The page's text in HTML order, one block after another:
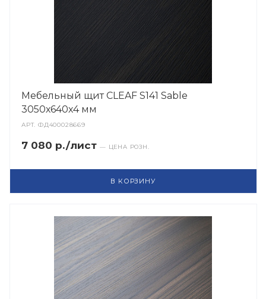
Мебельный щит CLEAF S141 Sable
3050х640х4 мм
АРТ.ФД400028669
7 080 р./лист — ЦЕНА РОЗН.
В КОРЗИНУ